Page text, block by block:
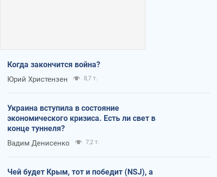
Когда закончится война?
Юрий Христензен 8,7 т.
Украина вступила в состояние
экономического кризиса. Есть ли свет в
конце туннеля?
Вадим Денисенко 7,2 т.
Чей будет Крым, тот и победит (NSJ), а